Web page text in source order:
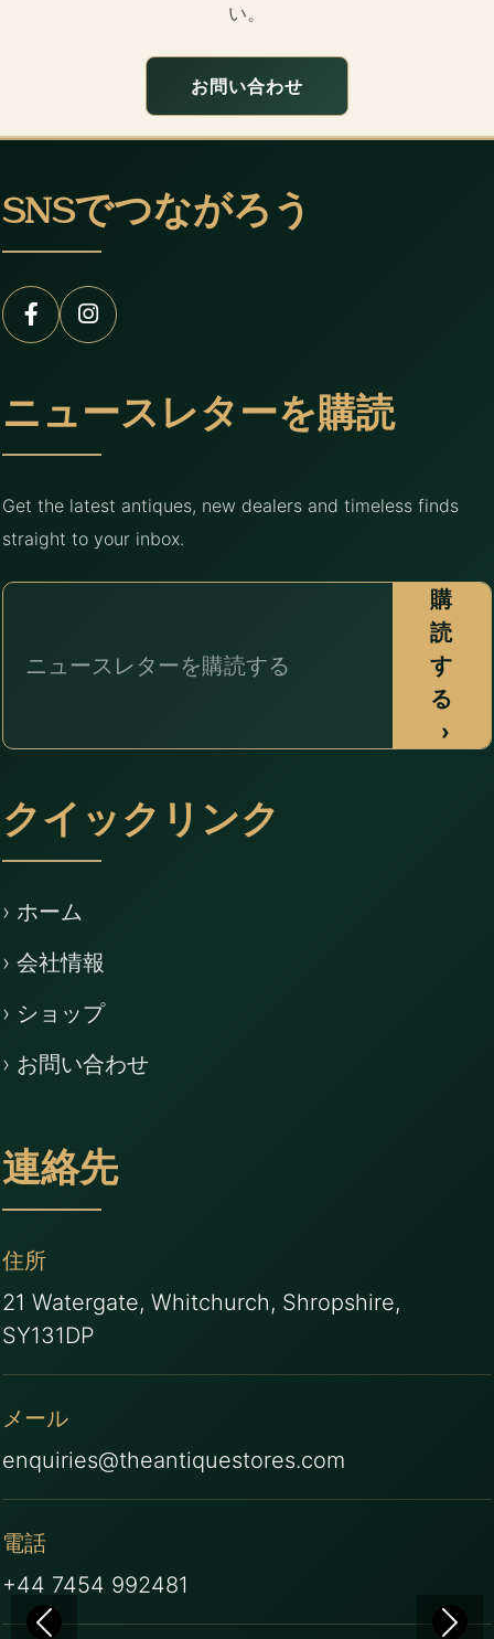
い。
お問い合わせ
SNSでつながろう
ニュースレターを購読
Get the latest antiques, new dealers and timeless finds
straight to your inbox.
購
読
す
る
›
クイックリンク
› ホーム
› 会社情報
› ショップ
› お問い合わせ
連絡先
住所
21 Watergate, Whitchurch, Shropshire,
SY131DP
メール
enquiries@theantiquestores.com
電話
+44 7454 992481